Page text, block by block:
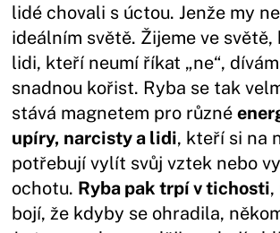
lidé chovali s úctou. Jenže my
ideálním světě. Žijeme ve světě,
lidi, kteří neumí říkat „ne“,
snadnou kořist. Ryba se tak
stává magnetem pro různé
upíry, narcisty a lidi, kteří si na
potřebují vylít svůj vztek nebo
ochotu. Ryba pak trpí v tichosti,
bojí, že kdyby se ohradila,